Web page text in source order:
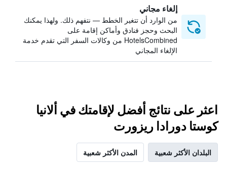
إلغاء مجاني
من الوارد أن تتغير الخطط — نتفهم ذلك. ولهذا يمكنك
البحث وحجز فنادق وأماكن إقامة على
HotelsCombined من وكالات السفر التي تقدم خدمة
الإلغاء المجاني
اعثر على نتائج أفضل لإقامتك في ألانيا
كوستا دورادا ريزورت
البلدان الأكثر شعبية المدن الأكثر شعبية